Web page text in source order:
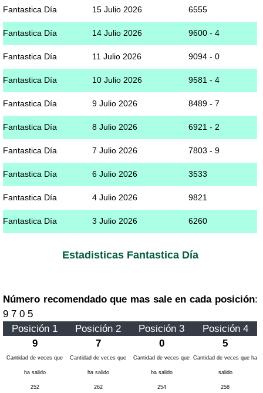
Fantastica Día 15 Julio 2026 6555
Fantastica Día 14 Julio 2026 9600 - 4
Fantastica Día 11 Julio 2026 9094 - 0
Fantastica Día 10 Julio 2026 9581 - 4
Fantastica Día 9 Julio 2026 8489 - 7
Fantastica Día 8 Julio 2026 6921 - 2
Fantastica Día 7 Julio 2026 7803 - 9
Fantastica Día 6 Julio 2026 3533
Fantastica Día 4 Julio 2026 9821
Fantastica Día 3 Julio 2026 6260
Estadisticas Fantastica Día
Número recomendado que mas sale en cada posición:
9 7 0 5
Posición 1
Posición 2 Posición 3
Posición 4
9
7 0 5
Cantidad de veces que
ha salido
252
Cantidad de veces que
ha salido
262
Cantidad de veces que
ha salido
254
Cantidad de veces que ha
salido
258